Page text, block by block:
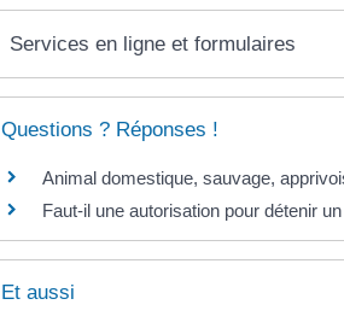
Services en ligne et formulaires
Questions ? Réponses !
Animal domestique, sauvage,
Faut-il une autorisation pour détenir
Et aussi